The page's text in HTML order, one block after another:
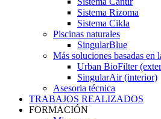
Sistema Rizoma
Sistema Cikla
Piscinas naturales
SingularBlue
Más soluciones basadas en
Urban BioFilter
SingularAir (interior)
Asesoria técnica
TRABAJOS REALIZADOS
FORMACIÓN